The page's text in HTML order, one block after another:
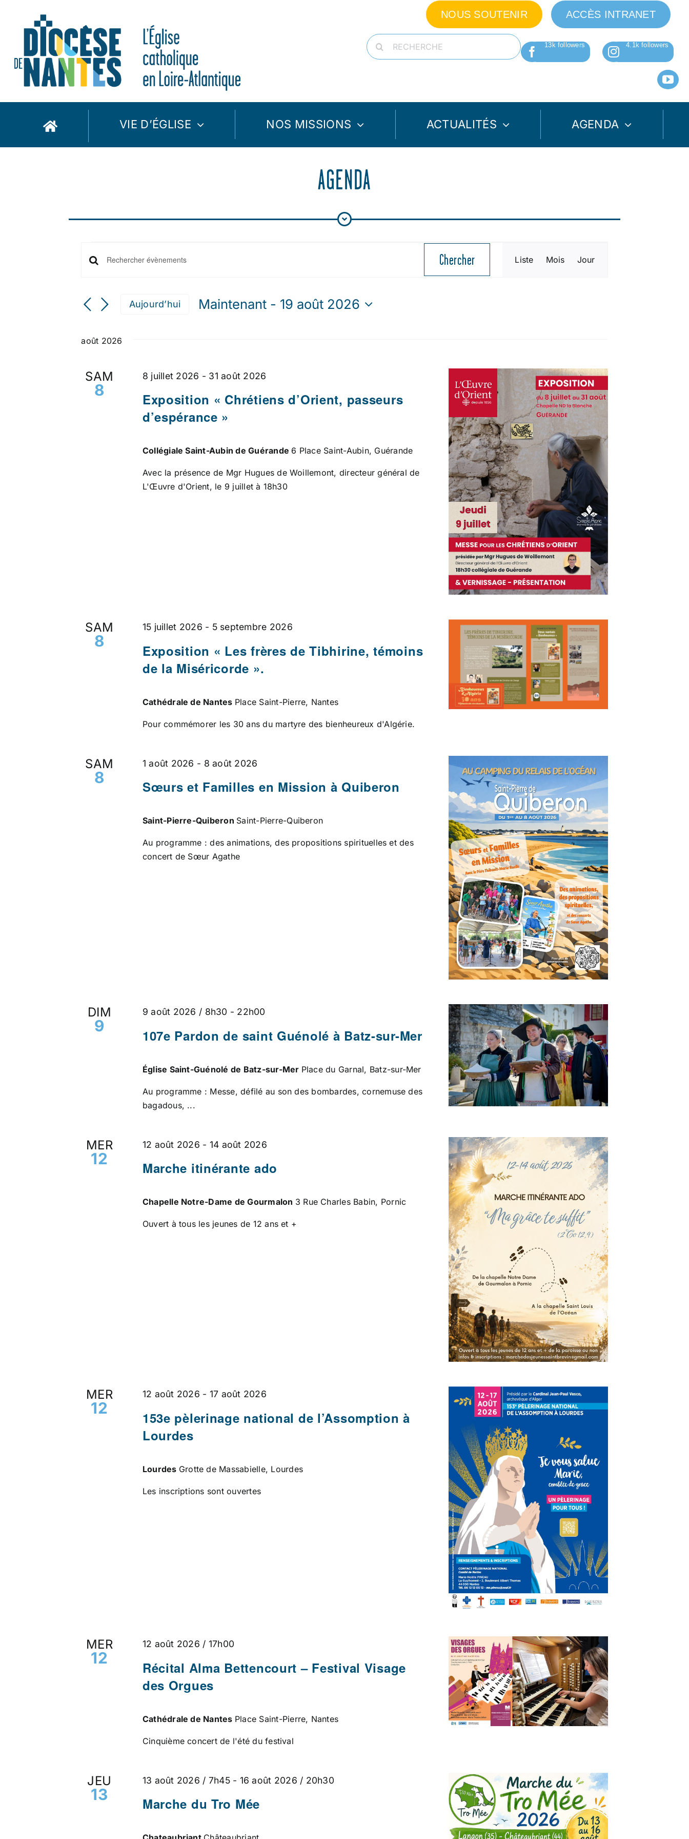
contenu
NOUS SOUTENIR ACCÈS INTRANET
Rechercher:
VIE D’ÉGLISE NOS MISSIONS ACTUALITÉS AGENDA
AGENDA
ÉVÈNEMENTS
RECHERCHE
ET
NAVIGATION
DE
VUES
ÉVÈNEMENTS
Saisir
Rechercher
par
Chercher
DE
Liste Mois Jour
Aujourd’hui Maintenant - 19 août 2026
août 2026
SAM
8
Exposition « Chrétiens d’Orient, passeurs
d’espérance »
8 juillet 2026 - 31 août 2026
Collégiale Saint-Aubin de Guérande 6 Place Saint-Aubin, Guérande
Avec la présence de Mgr Hugues de Woillemont, directeur général de
L'Œuvre d'Orient, le 9 juillet à 18h30
SAM
8
Exposition « Les frères de Tibhirine, témoins
de la Miséricorde ».
15 juillet 2026 - 5 septembre 2026
Cathédrale de Nantes Place Saint-Pierre, Nantes
Pour commémorer les 30 ans du martyre des bienheureux d'Algérie.
SAM
8
Sœurs et Familles en Mission à Quiberon
1 août 2026 - 8 août 2026
Saint-Pierre-Quiberon Saint-Pierre-Quiberon
Au programme : des animations, des propositions spirituelles et des
concert de Sœur Agathe
DIM
9
107e Pardon de saint Guénolé à Batz-sur-Mer
9 août 2026 / 8h30 - 22h00
Église Saint-Guénolé de Batz-sur-Mer Place du Garnal, Batz-sur-Mer
Au programme : Messe, défilé au son des bombardes, cornemuse des
bagadous, ...
MER
12
Marche itinérante ado
12 août 2026 - 14 août 2026
Chapelle Notre-Dame de Gourmalon 3 Rue Charles Babin, Pornic
Ouvert à tous les jeunes de 12 ans et +
MER
12
153e pèlerinage national de l’Assomption à
Lourdes
12 août 2026 - 17 août 2026
Lourdes Grotte de Massabielle, Lourdes
Les inscriptions sont ouvertes
MER
12
Récital Alma Bettencourt – Festival Visage
des Orgues
12 août 2026 / 17h00
Cathédrale de Nantes Place Saint-Pierre, Nantes
Cinquième concert de l'été du festival
JEU
13
Marche du Tro Mée
13 août 2026 / 7h45- 16 août 2026 / 20h30